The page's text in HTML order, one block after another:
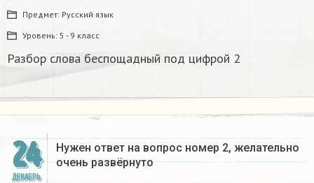
Предмет: Русский язык
Уровень: 5 - 9 класс
Разбор слова беспощадный под цифрой 2
24
ДЕКАБРЬ
Нужен ответ на вопрос номер 2, желательно
очень развёрнуто